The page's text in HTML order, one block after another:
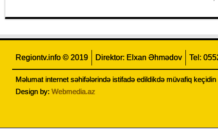
Regiontv.info © 2019 Direktor: Elxan Əhmədov Tel:
Məlumat internet səhifələrində istifadə edildikdə müvafiq keçidin
Design by: Webmedia.az